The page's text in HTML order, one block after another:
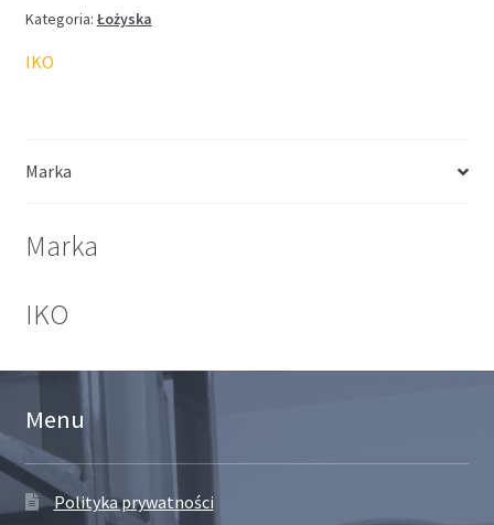
Kategoria: Łożyska
IKO
Marka
Marka
IKO
Menu
Polityka prywatności